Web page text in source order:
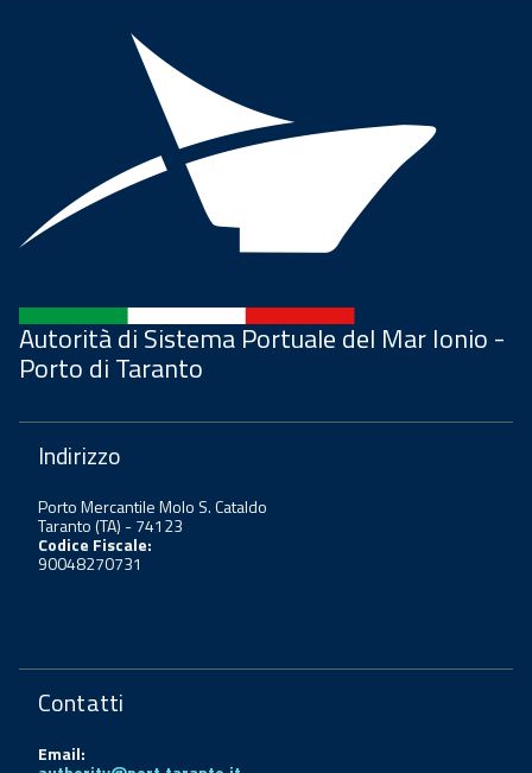
Autorità di Sistema Portuale del Mar Ionio -
Porto di Taranto
Indirizzo
Porto Mercantile Molo S. Cataldo
Taranto (TA) - 74123
Codice Fiscale:
90048270731
Contatti
Email: